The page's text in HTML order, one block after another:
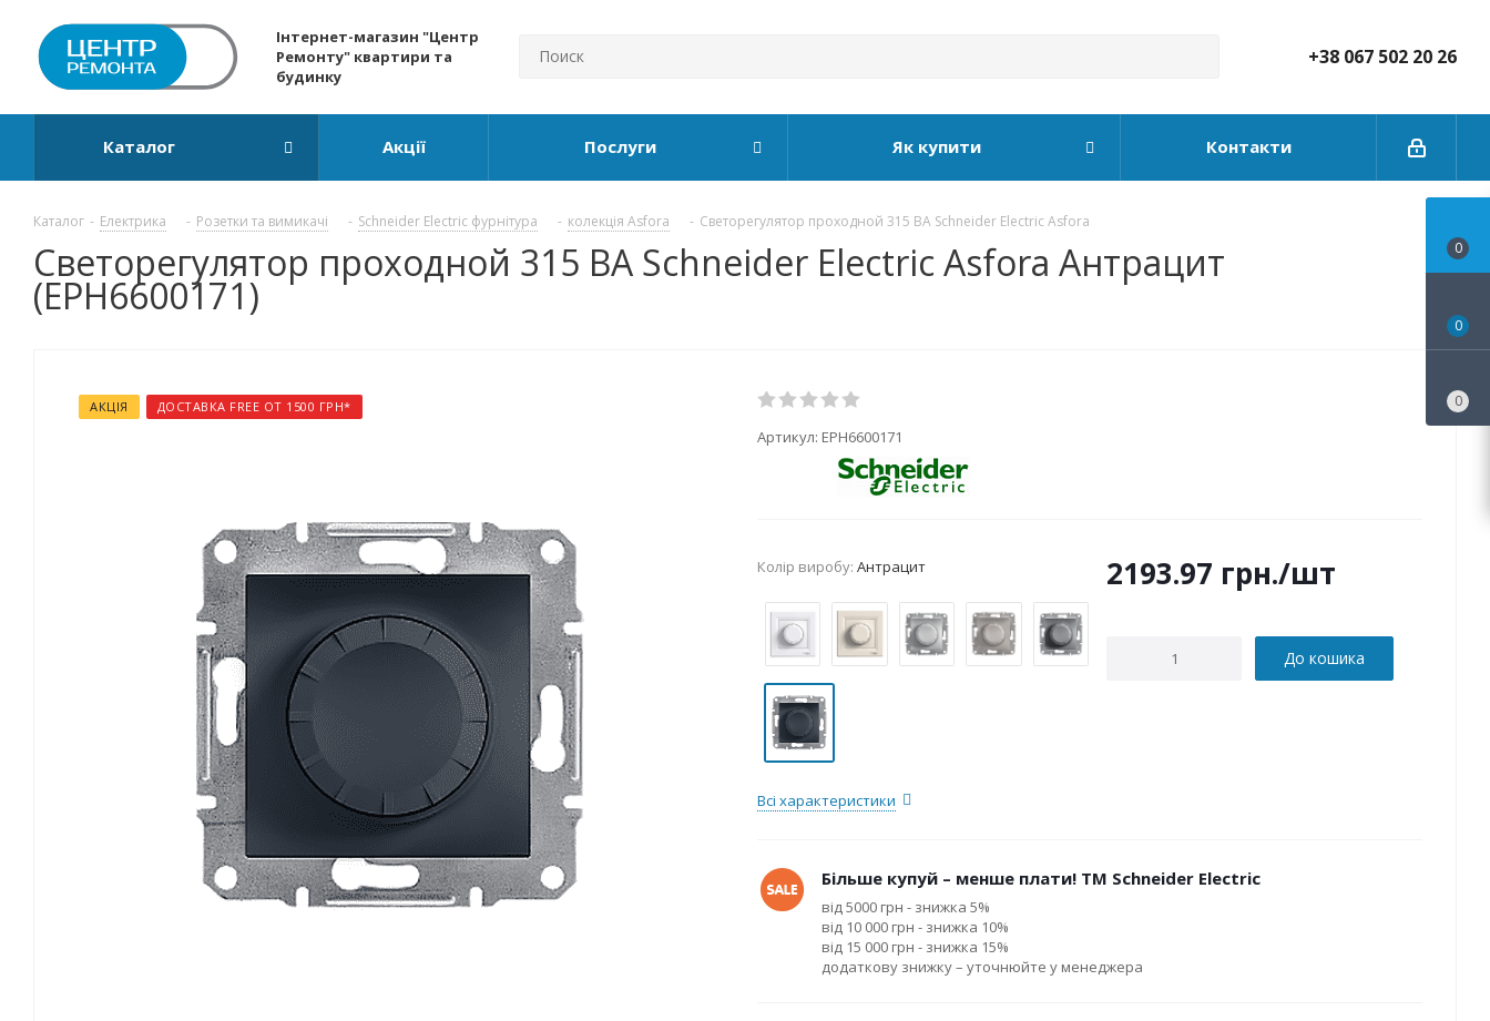
Інтернет-магазин "Центр
Ремонту" квартири та
будинку
+38 067 502 20 26
Каталог Акції Послуги Як купити Контакти
Каталог - Електрика - Розетки та вимикачі - Schneider Electric фурнітура - колекція Asfora - Светорегулятор проходной 315 ВА Schneider Electric Asfora
Светорегулятор проходной 315 ВА Schneider Electric Asfora Антрацит
(EPH6600171)
АКЦІЯ ДОСТАВКА FREE ОТ 1500 ГРН*
Артикул: EPH6600171
Колір виробу: Антрацит
Всі характеристики
2193.97 грн./шт
До кошика
Більше купуй – менше плати! ТМ Schneider Electric
від 5000 грн - знижка 5%
від 10 000 грн - знижка 10%
від 15 000 грн - знижка 15%
додаткову знижку – уточнюйте у менеджера
0
0
0